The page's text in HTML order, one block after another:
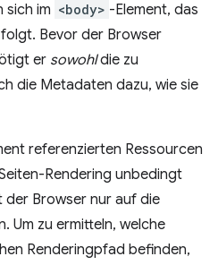
sich im <body> -Element, das
Bevor der Browser
er sowohldie zu
die Metadaten dazu, wie sie
referenzierten Ressourcen
Rendering unbedingt
Browser nur auf die
Um zu ermitteln, welche
Renderingpfad befinden,